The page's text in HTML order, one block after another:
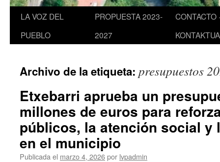
LA VOZ DEL
PUEBLO
PROPUESTA 2023-
2027
CONTACTO ·
KONTAKTUA
Archivo de la etiqueta: presupuestos
Etxebarri aprueba un
millones de euros para
públicos, la atención social y
en el municipio
Publicada el marzo 4, 2026por lvpadmin